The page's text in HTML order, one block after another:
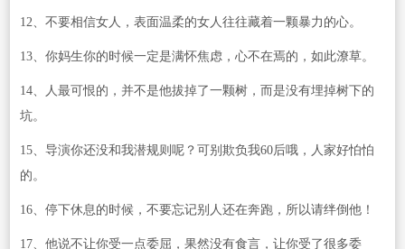
12、不要相信女人，表面温柔的女人往往藏着一颗暴力的心。
13、你妈生你的时候一定是满怀焦虑，心不在焉的，如此潦草。
14、人最可恨的，并不是他拔掉了一颗树，而是没有埋掉树下的
坑。
15、导演你还没和我潜规则呢？可别欺负我60后哦，人家好怕怕
的。
16、停下休息的时候，不要忘记别人还在奔跑，所以请绊倒他！
17、他说不让你受一点委屈，果然没有食言，让你受了很多委